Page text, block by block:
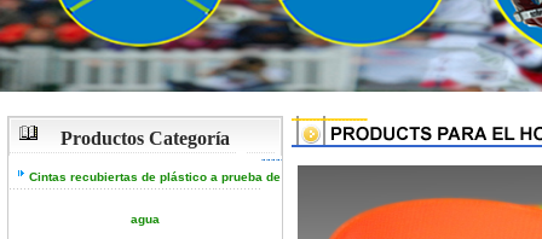
Productos Categoría
Cintas recubiertas de plástico a prueba de
agua